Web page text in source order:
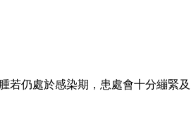
若仍處於感染期，患處會十分繃緊及